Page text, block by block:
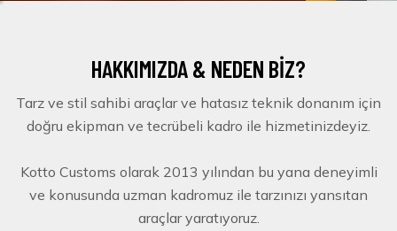
HAKKIMIZDA & NEDEN BİZ?
Tarz ve stil sahibi araçlar ve hatasız teknik donanım için
doğru ekipman ve tecrübeli kadro ile hizmetinizdeyiz.
Kotto Customs olarak 2013 yılından bu yana deneyimli
ve konusunda uzman kadromuz ile tarzınızı yansıtan
araçlar yaratıyoruz.